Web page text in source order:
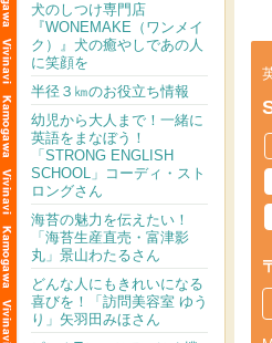
犬のしつけ専門店
『WONEMAKE（ワンメイ
ク）』犬の癒やしであの人
に笑顔を
半径３㎞のお役立ち情報
幼児から大人まで！一緒に
英語をまなぼう！
「STRONG ENGLISH
SCHOOL」コーディ・スト
ロングさん
海苔の魅力を伝えたい！
「海苔生産直売・富津影
丸」景山わたるさん
どんな人にもきれいになる
喜びを！「訪問美容室 ゆう
り」矢羽田みほさん